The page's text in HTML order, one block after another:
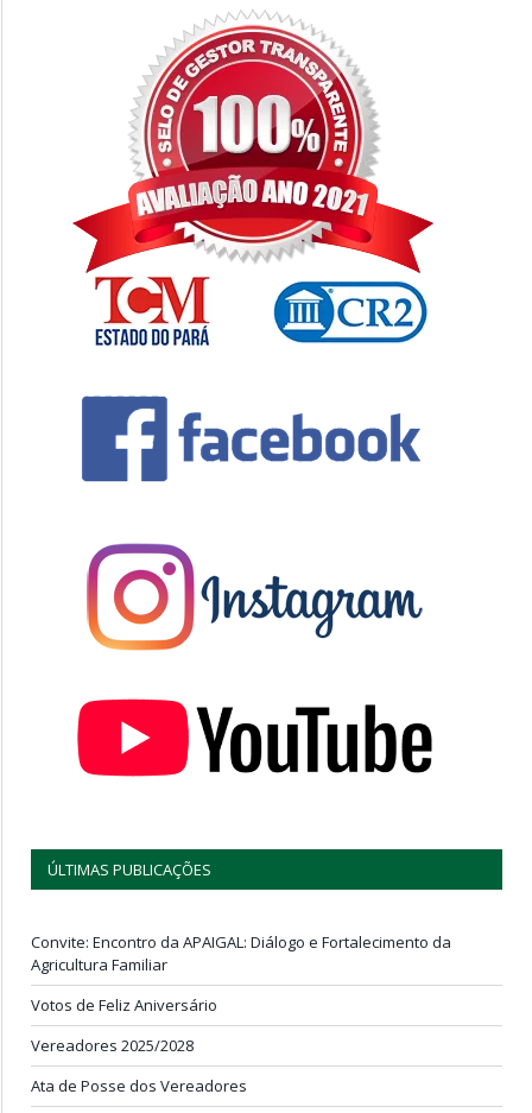
ÚLTIMAS PUBLICAÇÕES
Convite: Encontro da APAIGAL: Diálogo e Fortalecimento da
Agricultura Familiar
Votos de Feliz Aniversário
Vereadores 2025/2028
Ata de Posse dos Vereadores